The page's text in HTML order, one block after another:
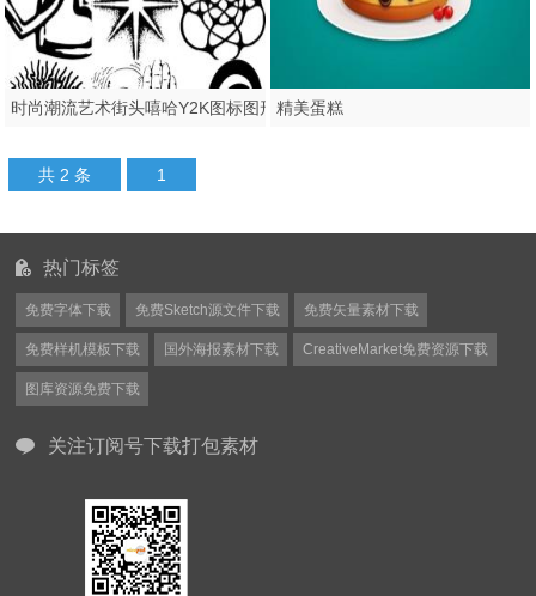
时尚潮流艺术街头嘻哈Y2K图标图形徽标logo设计png/ai/psd素材
精美蛋糕
共 2 条 1
热门标签
免费字体下载 免费Sketch源文件下载 免费矢量素材下载
免费样机模板下载 国外海报素材下载 CreativeMarket免费资源下载
图库资源免费下载
关注订阅号下载打包素材